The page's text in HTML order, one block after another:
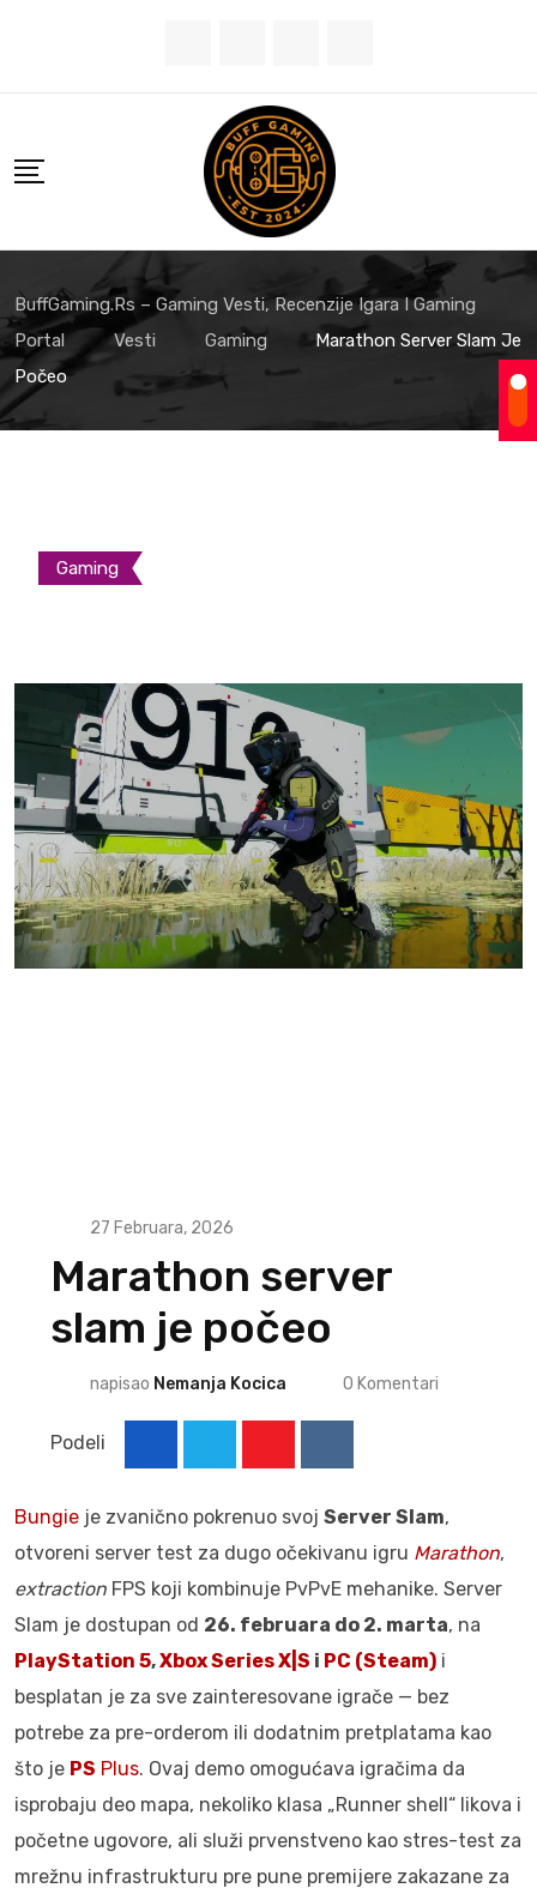
content
BuffGaming.rs – Gaming Vesti, Recenzije Igara I Gaming
Portal
Vesti Gaming
Marathon Server Slam Je
Počeo
Gaming
27 Februara, 2026
Marathon server
slam je počeo
napisao Nemanja Kocica 0 Komentari
Podeli
Bungie je zvanično pokrenuo svoj Server Slam,
otvoreni server test za dugo očekivanu igru Marathon,
extraction FPS koji kombinuje PvPvE mehanike. Server
Slam je dostupan od 26. februara do 2. marta, na
PlayStation 5,Xbox Series X|S i PC (Steam) i
besplatan je za sve zainteresovane igrače — bez
potrebe za pre-orderom ili dodatnim pretplatama kao
što je PS Plus. Ovaj demo omogućava igračima da
isprobaju deo mapa, nekoliko klasa „Runner shell“ likova i
početne ugovore, ali služi prvenstveno kao stres-test za
mrežnu infrastrukturu pre pune premijere zakazane za